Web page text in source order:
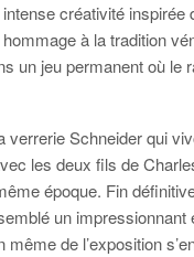
créativité
à la tradition
un jeu permanent où
verrerie Schneider qui
les deux fils de
époque. Fin
un impressionnant
de l’exposition